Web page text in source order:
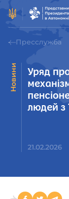
Пресслужба
Новини
Уряд
людей з
21.02.2026